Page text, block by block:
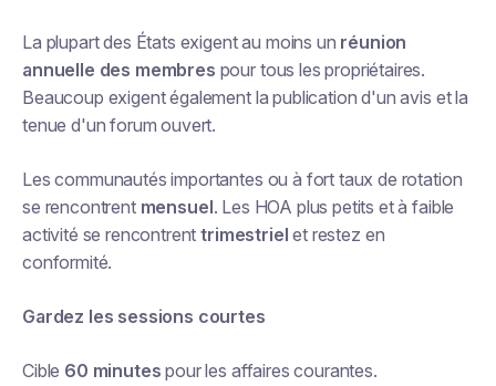
La plupart des États exigent au moins un réunion
annuelle des membres pour tous les propriétaires.
Beaucoup exigent également la publication d'un avis et la
tenue d'un forum ouvert.
Les communautés importantes ou à fort taux de rotation
se rencontrent mensuel. Les HOA plus petits et à faible
activité se rencontrenttrimestriel et restez en
conformité.
Gardez les sessions courtes
Cible 60 minutes pour les affaires courantes.